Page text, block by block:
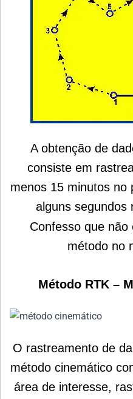
A obtenção de
consiste em
menos 15 minutos no
alguns segundos
Confesso que
método no
Método RTK –
O rastreamento de
método cinemático
área de interesse,